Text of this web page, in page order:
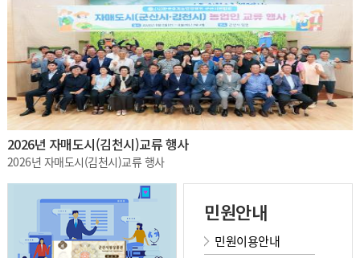
2026년 자매도시(김천시)교류 행사
2026년 자매도시(김천시)교류 행사
민원안내
민원이용안내